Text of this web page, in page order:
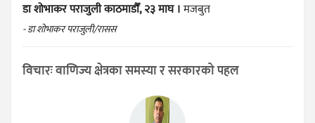
डा शोभाकर पराजुलीकाठमाडौँ, २३ माघ ।मजबुत
- डा शोभाकर पराजुली/रासस
विचारः वाणिज्य क्षेत्रका समस्या र सरकारको पहल